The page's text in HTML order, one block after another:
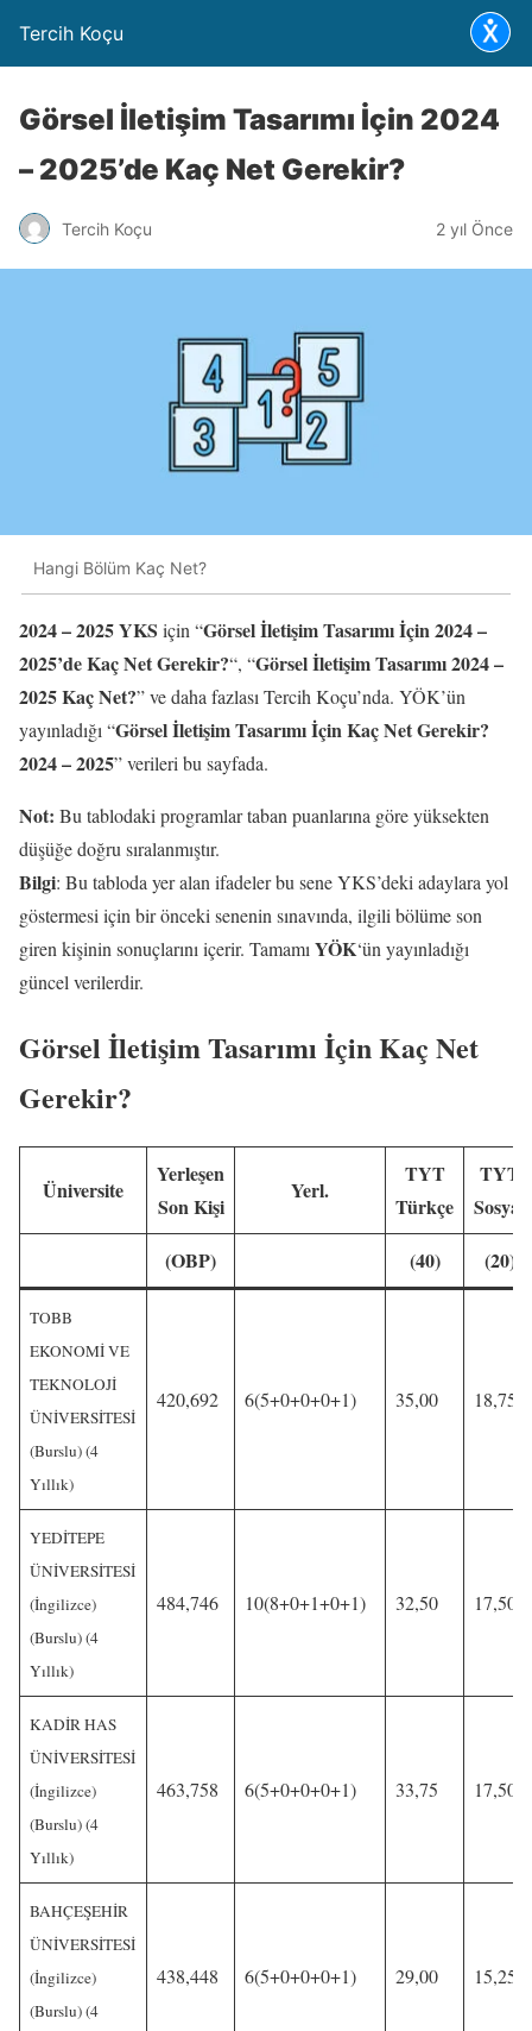
Tercih Koçu
Görsel İletişim Tasarımı İçin 2024
– 2025’de Kaç Net Gerekir?
Tercih Koçu 2 yıl Önce
Hangi Bölüm Kaç Net?
2024 – 2025 YKS için “Görsel İletişim Tasarımı İçin 2024 –
2025’de Kaç Net Gerekir?“, “Görsel İletişim Tasarımı 2024 –
2025 Kaç Net?” ve daha fazlası Tercih Koçu’nda. YÖK’ün
yayınladığı “Görsel İletişim Tasarımı İçin Kaç Net Gerekir?
2024 – 2025” verileri bu sayfada.
Not: Bu tablodaki programlar taban puanlarına göre yüksekten
düşüğe doğru sıralanmıştır.
Bilgi: Bu tabloda yer alan ifadeler bu sene YKS’deki adaylara yol
göstermesi için bir önceki senenin sınavında, ilgili bölüme son
giren kişinin sonuçlarını içerir. Tamamı YÖK‘ün yayınladığı
güncel verilerdir.
Görsel İletişim Tasarımı İçin Kaç Net
Gerekir?
Üniversite
Yerleşen
Son Kişi
Yerl.
TYT
Türkçe
TYT
Sosyal
(OBP)
(40) (20)
TOBB
EKONOMİ VE
TEKNOLOJİ
ÜNİVERSİTESİ
(Burslu) (4
Yıllık)
420,692 6(5+0+0+0+1) 35,00 18,75
YEDİTEPE
ÜNİVERSİTESİ
(İngilizce)
(Burslu) (4
Yıllık)
484,746 10(8+0+1+0+1) 32,50 17,50
KADİR HAS
ÜNİVERSİTESİ
(İngilizce)
(Burslu) (4
Yıllık)
463,758 6(5+0+0+0+1) 33,75 17,50
BAHÇEŞEHİR
ÜNİVERSİTESİ
(İngilizce)
(Burslu) (4
438,448 6(5+0+0+0+1) 29,00 15,25